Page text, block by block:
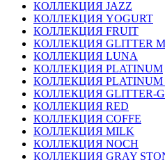
КОЛЛЕКЦИЯ JAZZ
КОЛЛЕКЦИЯ YOGURT
КОЛЛЕКЦИЯ FRUIT
КОЛЛЕКЦИЯ GLITTER
КОЛЛЕКЦИЯ LUNA
КОЛЛЕКЦИЯ PLATINUM
КОЛЛЕКЦИЯ PLATINUM
КОЛЛЕКЦИЯ GLITTER-
КОЛЛЕКЦИЯ RED
КОЛЛЕКЦИЯ COFFE
КОЛЛЕКЦИЯ MILK
КОЛЛЕКЦИЯ NOCH
КОЛЛЕКЦИЯ GRAY